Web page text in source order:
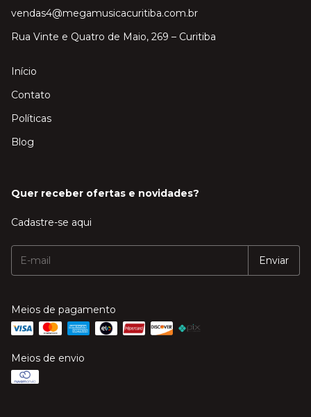
vendas4@megamusicacuritiba.com.br
Rua Vinte e Quatro de Maio, 269 – Curitiba
Início
Contato
Políticas
Blog
Quer receber ofertas e novidades?
Cadastre-se aqui
Meios de pagamento
Meios de envio